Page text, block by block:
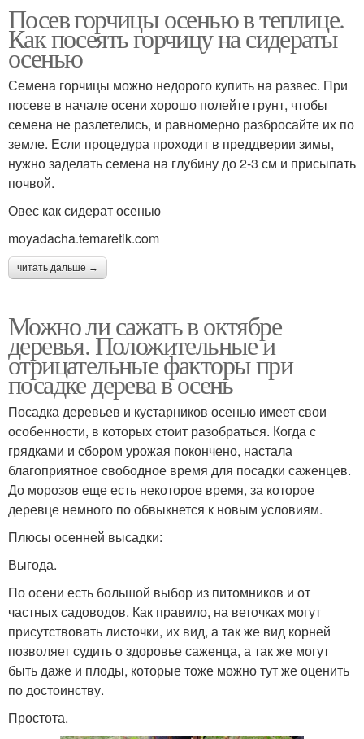
Посев горчицы осенью в теплице.
Как посеять горчицу на сидераты
осенью
Семена горчицы можно недорого купить на развес. При
посеве в начале осени хорошо полейте грунт, чтобы
семена не разлетелись, и равномерно разбросайте их по
земле. Если процедура проходит в преддверии зимы,
нужно заделать семена на глубину до 2-3 см и присыпать
почвой.
Овес как сидерат осенью
moyadacha.temaretik.com
читать дальше →
Можно ли сажать в октябре
деревья. Положительные и
отрицательные факторы при
посадке дерева в осень
Посадка деревьев и кустарников осенью имеет свои
особенности, в которых стоит разобраться. Когда с
грядками и сбором урожая покончено, настала
благоприятное свободное время для посадки саженцев.
До морозов еще есть некоторое время, за которое
деревце немного по обвыкнется к новым условиям.
Плюсы осенней высадки:
Выгода.
По осени есть большой выбор из питомников и от
частных садоводов. Как правило, на веточках могут
присутствовать листочки, их вид, а так же вид корней
позволяет судить о здоровье саженца, а так же могут
быть даже и плоды, которые тоже можно тут же оценить
по достоинству.
Простота.